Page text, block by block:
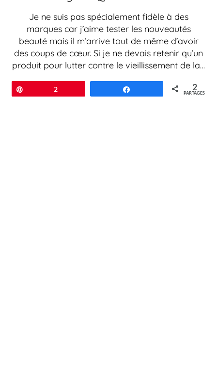
Je ne suis pas spécialement fidèle à des
marques car j’aime tester les nouveautés
beauté mais il m’arrive tout de même d’avoir
des coups de cœur. Si je ne devais retenir qu’un
produit pour lutter contre le vieillissement de la…
2 2
PARTAGES